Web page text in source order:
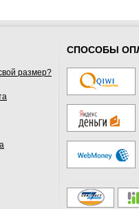
размер?
СПОСОБЫ